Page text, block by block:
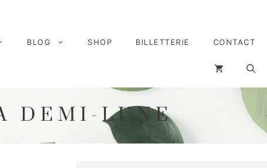
BLOG SHOP BILLETTERIE CONTACT
DEMI-LUNE